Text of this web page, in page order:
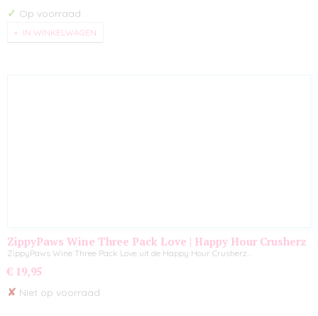
✓ Op voorraad
IN WINKELWAGEN
ZippyPaws Wine Three Pack Love | Happy Hour Crusherz
ZippyPaws Wine Three Pack Love uit de Happy Hour Crusherz…
€ 19,95
✘ Niet op voorraad